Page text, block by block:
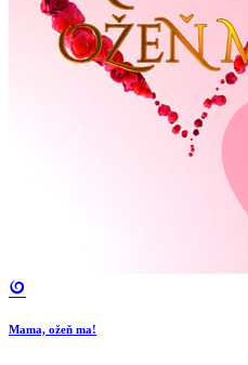
Mama, ožeň ma!